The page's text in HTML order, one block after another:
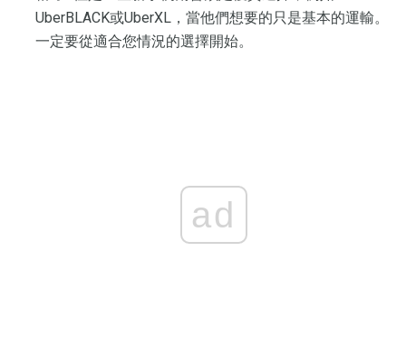
UberBLACK或UberXL，當他們想要的只是基本的運輸。
一定要從適合您情況的選擇開始。
ad